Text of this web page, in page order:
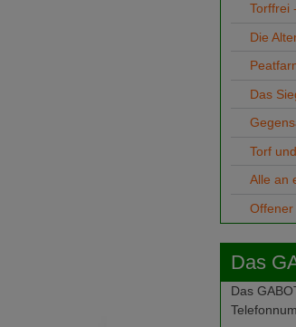
Torffrei
Die
Das
Torf
Alle an
Offener
Das
Das